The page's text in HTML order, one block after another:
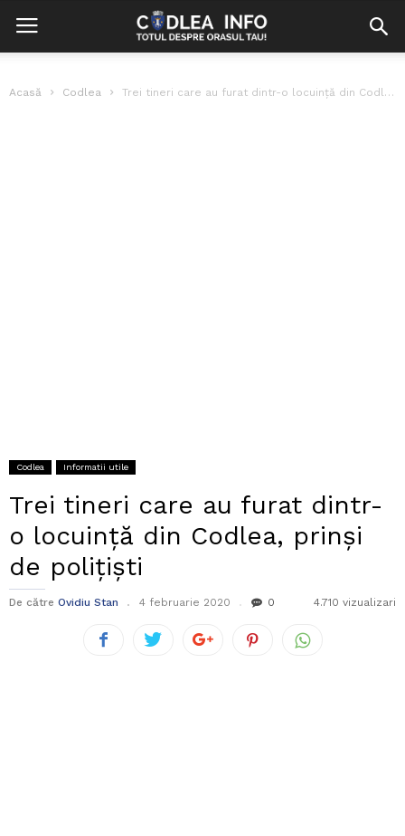
Acasă Codlea Trei tineri care au furat dintr-o locuință din Codlea, prinși de polițiști
Codlea Informatii utile
Trei tineri care au furat dintr-
o locuință din Codlea, prinși
de polițiști
De către Ovidiu Stan 4 februarie 2020 0 4.710 vizualizari